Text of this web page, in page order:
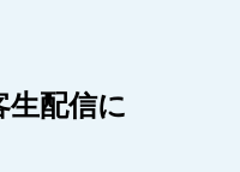
配信に